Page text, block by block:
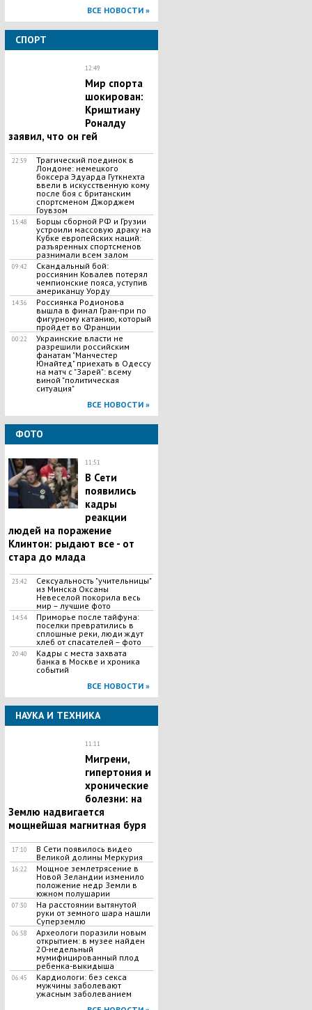
ВСЕ НОВОСТИ »
СПОРТ
12:49
Мир спорта
шокирован:
Криштиану
Роналду
заявил, что он гей
22:59
​Трагический поединок в
Лондоне: немецкого
боксера Эдуарда Гуткнехта
ввели в искусственную кому
после боя с британским
спортсменом Джорджем
Гоувзом
15:48
Борцы сборной РФ и Грузии
устроили массовую драку на
Кубке европейских наций:
разъяренных спортсменов
разнимали всем залом
09:42
Скандальный бой:
россиянин Ковалев потерял
чемпионские пояса, уступив
американцу Уорду
14:36
Россиянка Родионова
вышла в финал Гран-при по
фигурному катанию, который
пройдет во Франции
00:22
Украинские власти не
разрешили российским
фанатам "Манчестер
Юнайтед" приехать в Одессу
на матч с "Зарей": всему
виной "политическая
ситуация"
ВСЕ НОВОСТИ »
ФОТО
11:51
В Сети
появились
кадры
реакции
людей на поражение
Клинтон: рыдают все - от
стара до млада
23:42
Сексуальность "учительницы"
из Минска Оксаны
Невеселой покорила весь
мир – лучшие фото
14:54
Приморье после тайфуна:
поселки превратились в
сплошные реки, люди ждут
хлеб от спасателей – фото
20:40
Кадры с места захвата
банка в Москве и хроника
событий
ВСЕ НОВОСТИ »
НАУКА И ТЕХНИКА
11:11
Мигрени,
гипертония и
хронические
болезни: на
Землю надвигается
мощнейшая магнитная буря
17:10
В Сети появилось видео
Великой долины Меркурия
16:22
Мощное землетрясение в
Новой Зеландии изменило
положение недр Земли в
южном полушарии
07:30
На расстоянии вытянутой
руки от земного шара нашли
Суперземлю
06:58
Археологи поразили новым
открытием: в музее найден
20-недельный
мумифицированный плод
ребенка-выкидыша
06:45
Кардиологи: без секса
мужчины заболевают
ужасным заболеванием